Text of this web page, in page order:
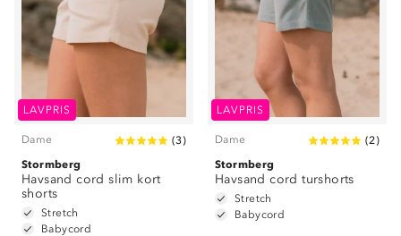
LAVPRIS
Dame (3)
Stormberg
Havsand cord slim kort
shorts
Stretch
Babycord
LAVPRIS
Dame (2)
Stormberg
Havsand cord turshorts
Stretch
Babycord